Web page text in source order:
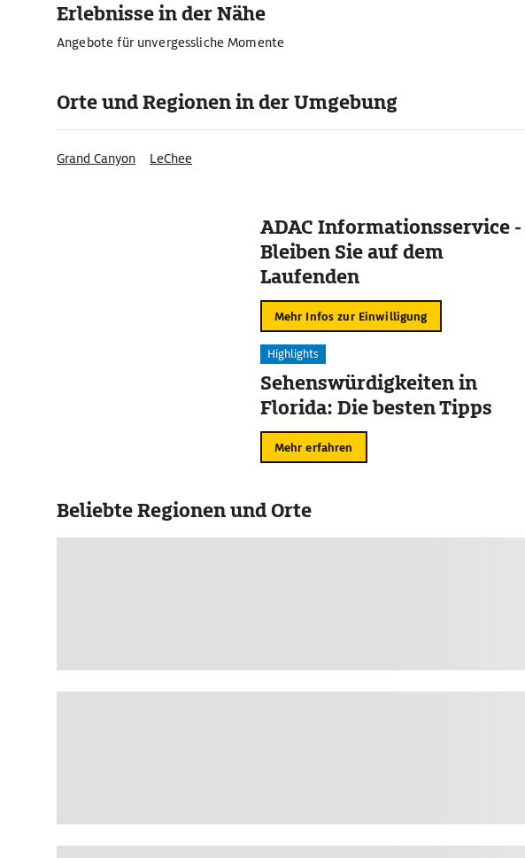
Erlebnisse in der Nähe
Angebote für unvergessliche Momente
Orte und Regionen in der Umgebung
Grand Canyon LeChee
ADAC Informationsservice -
Bleiben Sie auf dem
Laufenden
Mehr Infos zur Einwilligung
Highlights
Sehenswürdigkeiten in
Florida: Die besten Tipps
Mehr erfahren
Beliebte Regionen und Orte